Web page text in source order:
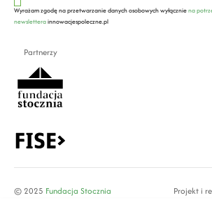
Wyrażam zgodę na przetwarzanie danych osobowych wyłączniena
newsletterainnowacjespoleczne.pl
Partnerzy
© 2025 Fundacja Stocznia Projekt i